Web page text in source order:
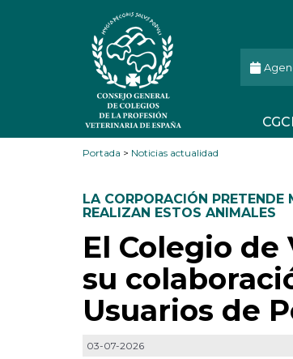
Portada > Noticias actualidad
LA CORPORACIÓN
REALIZAN ESTOS ANIMALES
El Colegio
su
Usuarios de
03-07-2026